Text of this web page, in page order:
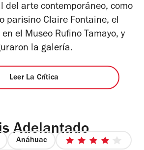
del arte contemporáneo, como
parisino Claire Fontaine, el
el Museo Rufino Tamayo, y
la galería.
Leer La Crítica
Adelantado
Anáhuac
4